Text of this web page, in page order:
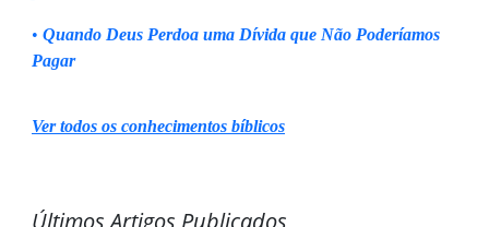
• Quando Deus Perdoa uma Dívida que Não Poderíamos
Pagar
Ver todos os conhecimentos bíblicos